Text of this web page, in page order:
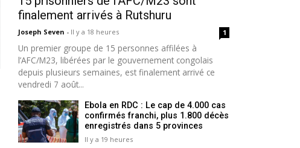
finalement arrivés à Rutshuru
Joseph Seven - Il y a 18 heures 1
Un premier groupe de 15 personnes affilées à
l’AFC/M23, libérées par le gouvernement congolais
depuis plusieurs semaines, est finalement arrivé ce
vendredi 7 août...
Ebola en RDC : Le cap de 4.000 cas
confirmés franchi, plus 1.800 décès
enregistrés dans 5 provinces
Il y a 19 heures